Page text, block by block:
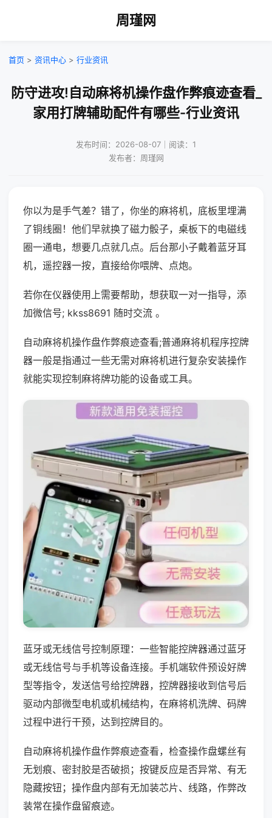
周瑾网
首页 > 资讯中心 > 行业资讯
防守进攻!自动麻将机操作盘作弊痕迹查看_
家用打牌辅助配件有哪些-行业资讯
发布时间：2026-08-07｜阅读：1
发布者：周瑾网
你以为是手气差？错了，你坐的麻将机，底板里埋满
了铜线圈！他们早就换了磁力骰子，桌板下的电磁线
圈一通电，想要几点就几点。后台那小子戴着蓝牙耳
机，遥控器一按，直接给你喂牌、点炮。
若你在仪器使用上需要帮助，想获取一对一指导，添
加微信号; kkss8691 随时交流 。
自动麻将机操作盘作弊痕迹查看;普通麻将机程序控牌
器一般是指通过一些无需对麻将机进行复杂安装操作
就能实现控制麻将牌功能的设备或工具。
蓝牙或无线信号控制原理：一些智能控牌器通过蓝牙
或无线信号与手机等设备连接。手机端软件预设好牌
型等指令，发送信号给控牌器，控牌器接收到信号后
驱动内部微型电机或机械结构，在麻将机洗牌、码牌
过程中进行干预，达到控牌目的。
自动麻将机操作盘作弊痕迹查看，检查操作盘螺丝有
无划痕、密封胶是否破损；按键反应是否异常、有无
隐藏按钮；操作盘内部有无加装芯片、线路，作弊改
装常在操作盘留痕迹。